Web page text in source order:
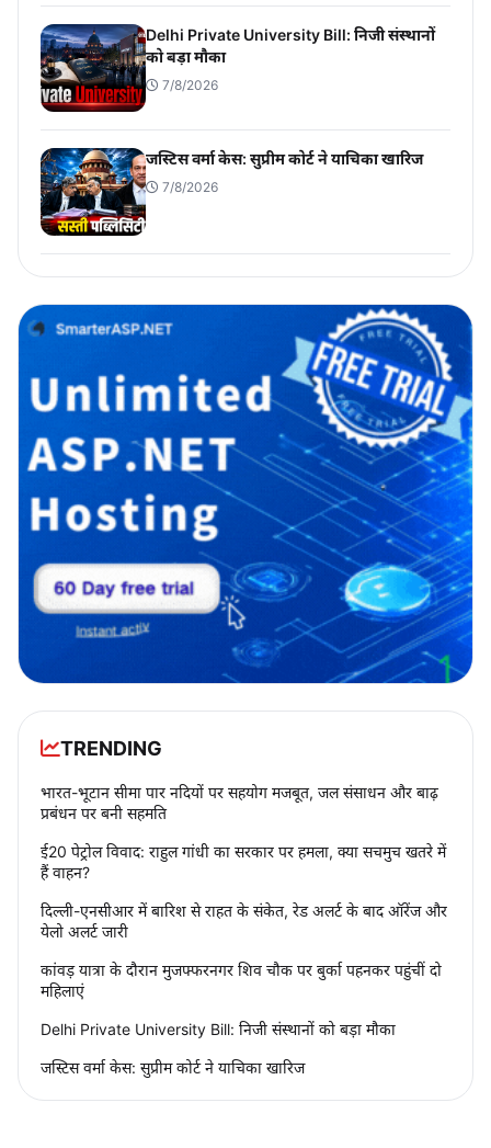
Delhi Private University Bill: निजी संस्थानों
को बड़ा मौका
7/8/2026
जस्टिस वर्मा केस: सुप्रीम कोर्ट ने याचिका खारिज
7/8/2026
TRENDING
भारत-भूटान सीमा पार नदियों पर सहयोग मजबूत, जल संसाधन और बाढ़
प्रबंधन पर बनी सहमति
ई20 पेट्रोल विवाद: राहुल गांधी का सरकार पर हमला, क्या सचमुच खतरे में
हैं वाहन?
दिल्ली-एनसीआर में बारिश से राहत के संकेत, रेड अलर्ट के बाद ऑरेंज और
येलो अलर्ट जारी
कांवड़ यात्रा के दौरान मुजफ्फरनगर शिव चौक पर बुर्का पहनकर पहुंचीं दो
महिलाएं
Delhi Private University Bill: निजी संस्थानों को बड़ा मौका
जस्टिस वर्मा केस: सुप्रीम कोर्ट ने याचिका खारिज